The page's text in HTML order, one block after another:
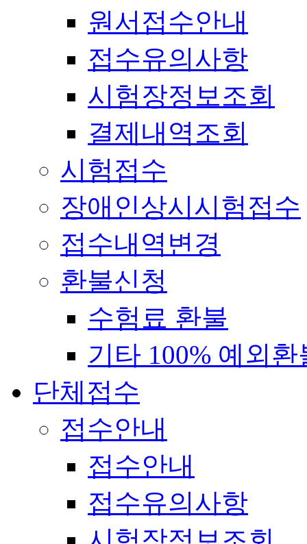
원서접수안내
접수유의사항
시험장정보조회
결제내역조회
시험접수
장애인상시시험접수
접수내역변경
환불신청
수험료 환불
기타 100% 예외환
단체접수
접수안내
접수안내
접수유의사항